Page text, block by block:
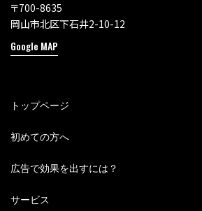
〒700-8635
岡山市北区下石井2-10-12
Google MAP
トップページ
初めての方へ
広告で効果を出すには？
サービス